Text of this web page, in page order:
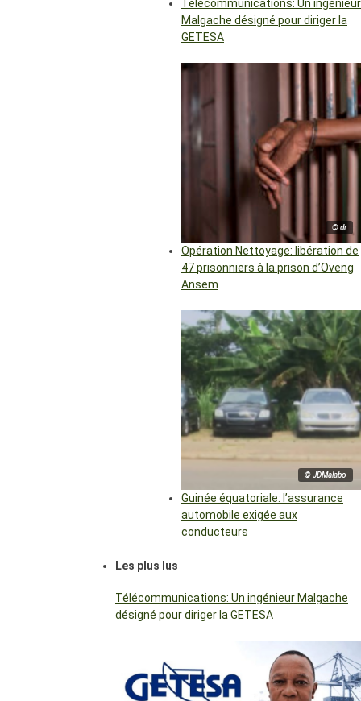
Télécommunications: Un ingénieur
Malgache désigné pour diriger la
GETESA
© dr
Opération Nettoyage: libération de
47 prisonniers à la prison d’Oveng
Ansem
© JDMalabo
Guinée équatoriale: l’assurance
automobile exigée aux
conducteurs
Les plus lus
Télécommunications: Un ingénieur Malgache
désigné pour diriger la GETESA